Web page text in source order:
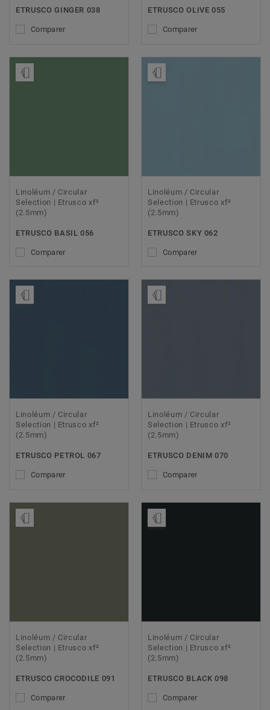
ETRUSCO GINGER 038
Comparer
ETRUSCO OLIVE 055
Comparer
Linoléum / Circular
Selection | Etrusco xf²
(2.5mm)
ETRUSCO BASIL 056
Comparer
Linoléum / Circular
Selection | Etrusco xf²
(2.5mm)
ETRUSCO SKY 062
Comparer
Linoléum / Circular
Selection | Etrusco xf²
(2.5mm)
ETRUSCO PETROL 067
Comparer
Linoléum / Circular
Selection | Etrusco xf²
(2.5mm)
ETRUSCO DENIM 070
Comparer
Linoléum / Circular
Selection | Etrusco xf²
(2.5mm)
ETRUSCO CROCODILE 091
Comparer
Linoléum / Circular
Selection | Etrusco xf²
(2.5mm)
ETRUSCO BLACK 098
Comparer